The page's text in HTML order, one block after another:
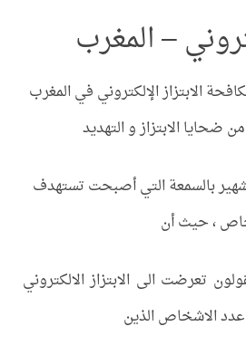
– المغرب
الابتزاز الإلكتروني في المغرب
ضحايا الابتزاز و التهديد
بالسمعة التي أصبحت تستهدف
، حيث أن
تعرضت الى الابتزاز الالكتروني
الاشخاص الذين